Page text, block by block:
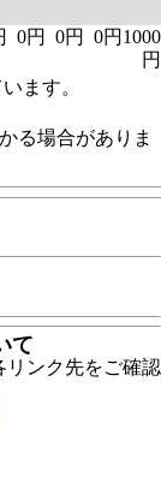
0円 0円 0円 1000
円
ます。
る場合がありま
て
リンク先をご確認